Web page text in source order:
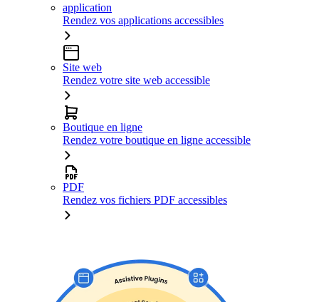
application
Rendez vos applications accessibles
Site web
Rendez votre site web accessible
Boutique en ligne
Rendez votre boutique en ligne accessible
PDF
Rendez vos fichiers PDF accessibles